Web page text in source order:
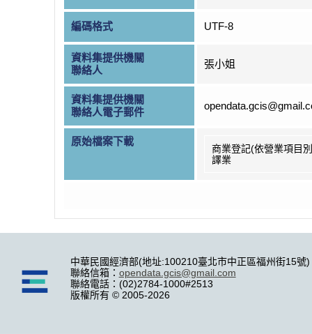
編碼格式 UTF-8
資料集提供機關
聯絡人
張小姐
資料集提供機關
聯絡人電子郵件
原始檔案下載
商業登記(依營業項目
譯業
中華民國經濟部(地址:100210臺北市中正區福州街15號)
聯絡信箱： opendata.gcis@gmail.com
聯絡電話：(02)2784-1000#2513
版權所有 © 2005-2026